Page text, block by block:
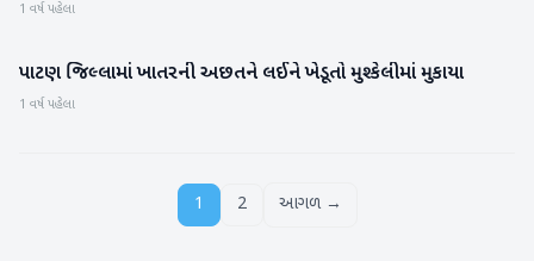
1 વર્ષ પહેલા
પાટણ
પાટણ જિલ્લામાં ખાતરની અછતને લઈને ખેડૂતો મુશ્કેલીમાં મુકાયા
1 વર્ષ પહેલા
1 2 આગળ →